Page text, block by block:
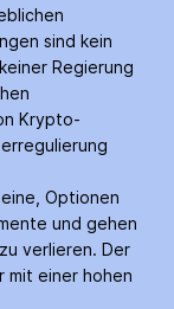
sind kein
Regierung
Krypto­
Optionen
und gehen
verlieren. Der
mit einer hohen